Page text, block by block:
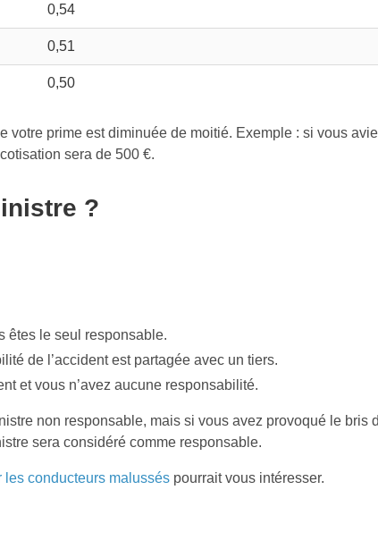
0,54
0,51
0,50
votre prime est diminuée de moitié. Exemple : si vous
sera de 500 €.
?
êtes le seul responsable.
de l’accident est partagée avec un tiers.
et vous n’avez aucune responsabilité.
non responsable, mais si vous avez provoqué le bris
sera considéré comme responsable.
les conducteurs malussés pourrait vous intéresser.